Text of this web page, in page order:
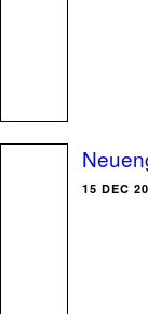
15 DEC